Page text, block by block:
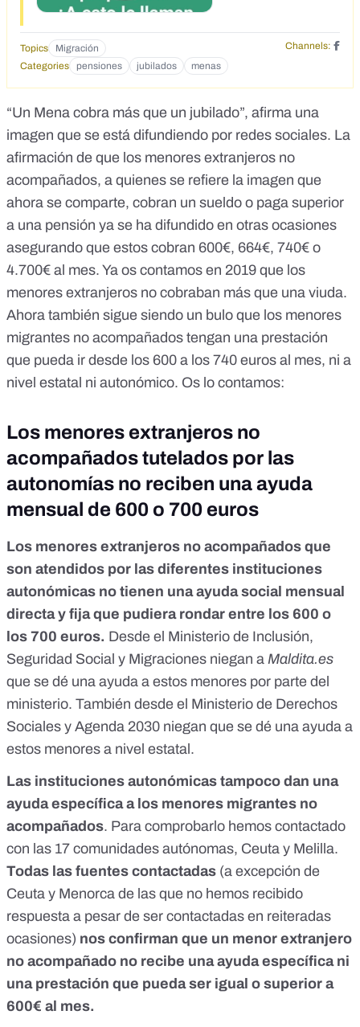
Topics Migración
Channels:
Categories
pensiones jubilados menas
“Un Mena cobra más que un jubilado”, afirma una
imagen que se está difundiendo por redes sociales. La
afirmación de que los menores extranjeros no
acompañados, a quienes se refiere la imagen que
ahora se comparte, cobran un sueldo o paga superior
a una pensión ya se ha difundido en otras ocasiones
asegurando que estos cobran 600€, 664€, 740€ o
4.700€ al mes. Ya os contamos en 2019 que los
menores extranjeros no cobraban más que una viuda.
Ahora también sigue siendo un bulo que los menores
migrantes no acompañados tengan una prestación
que pueda ir desde los 600 a los 740 euros al mes, ni a
nivel estatal ni autonómico. Os lo contamos:
Los menores extranjeros no
acompañados tutelados por las
autonomías no reciben una ayuda
mensual de 600 o 700 euros
Los menores extranjeros no acompañados que
son atendidos por las diferentes instituciones
autonómicas no tienen una ayuda social mensual
directa y fija que pudiera rondar entre los 600 o
los 700 euros. Desde el Ministerio de Inclusión,
Seguridad Social y Migraciones niegan a Maldita.es
que se dé una ayuda a estos menores por parte del
ministerio. También desde el Ministerio de Derechos
Sociales y Agenda 2030 niegan que se dé una ayuda a
estos menores a nivel estatal.
Las instituciones autonómicas tampoco dan una
ayuda específica a los menores migrantes no
acompañados. Para comprobarlo hemos contactado
con las 17 comunidades autónomas, Ceuta y Melilla.
Todas las fuentes contactadas (a excepción de
Ceuta y Menorca de las que no hemos recibido
respuesta a pesar de ser contactadas en reiteradas
ocasiones) nos confirman que un menor extranjero
no acompañado no recibe una ayuda específica ni
una prestación que pueda ser igual o superior a
600€ al mes.